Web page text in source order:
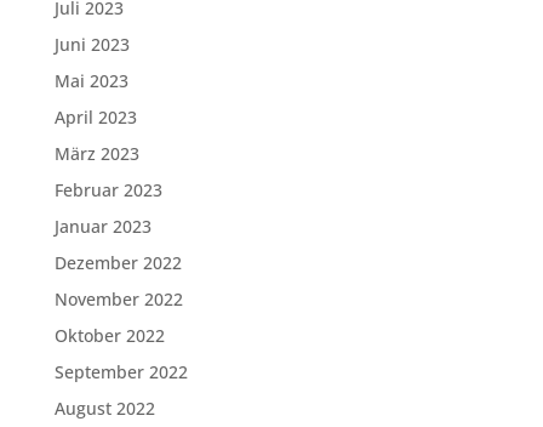
Juli 2023
Juni 2023
Mai 2023
April 2023
März 2023
Februar 2023
Januar 2023
Dezember 2022
November 2022
Oktober 2022
September 2022
August 2022